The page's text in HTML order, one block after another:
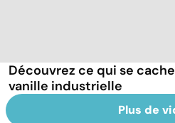
Découvrez ce qui se
vanille industrielle
Plus de